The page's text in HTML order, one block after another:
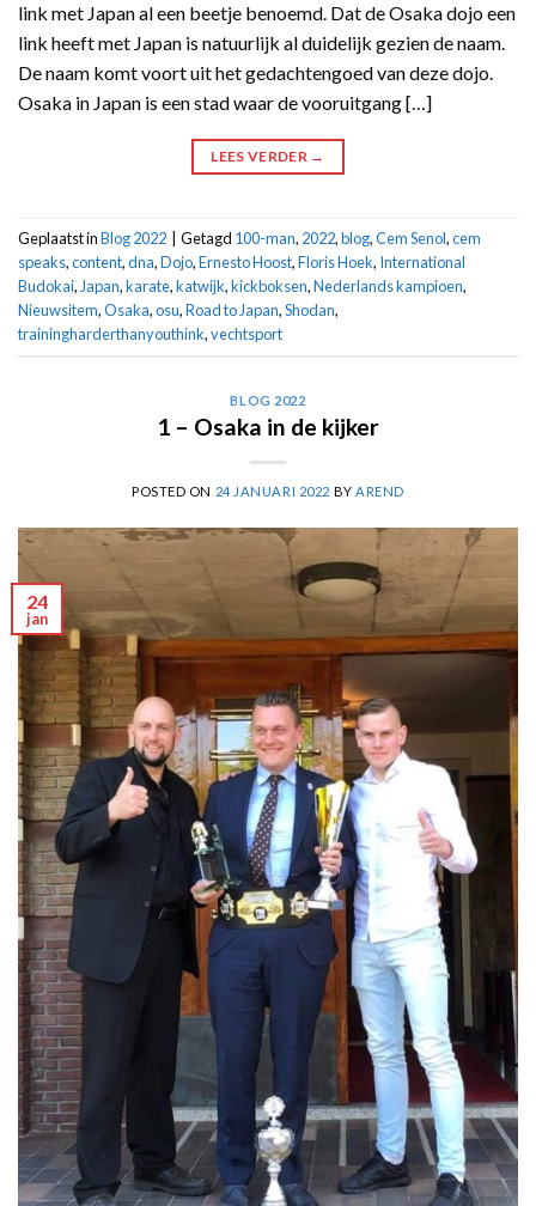
link met Japan al een beetje benoemd. Dat de Osaka dojo een
link heeft met Japan is natuurlijk al duidelijk gezien de naam.
De naam komt voort uit het gedachtengoed van deze dojo.
Osaka in Japan is een stad waar de vooruitgang […]
LEES VERDER →
Geplaatst inBlog 2022 Getagd 100-man, 2022,blog,Cem Senol,cem
speaks,content,dna,Dojo,Ernesto Hoost,Floris Hoek, International
Budokai, Japan,karate,katwijk,kickboksen,Nederlands kampioen,
Nieuwsitem,Osaka,osu,Road to Japan,Shodan,
trainingharderthanyouthink,vechtsport
BLOG 2022
1 – Osaka in de kijker
POSTED ON 24 JANUARI 2022 BYAREND
24
jan